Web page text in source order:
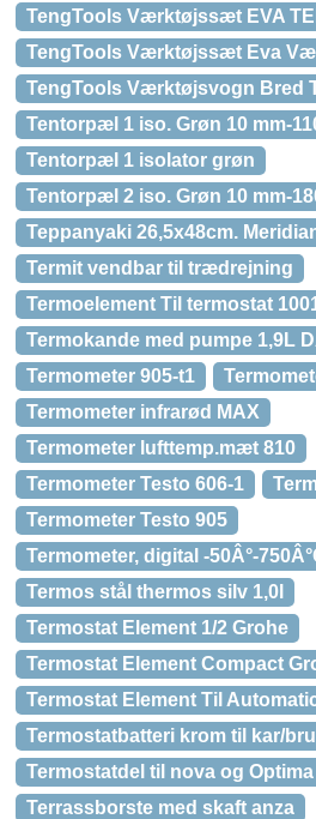
TengTools Værktøjssæt EVA
TengTools Værktøjssæt Eva
TengTools Værktøjsvogn Bred
Tentorpæl 1 iso. Grøn 10 mm-
Tentorpæl 1 isolator grøn
Tentorpæl 2 iso. Grøn 10 mm-
Teppanyaki 26,5x48cm.
Termit vendbar til trædrejning
Termoelement Til termostat
Termokande med pumpe 1,9L
Termometer 905-t1
Termometer infrarød MAX
Termometer lufttemp.mæt 810
Termometer Testo 606-1
Termometer Testo 905
Termometer, digital -50Â°-
Termos stål thermos silv 1,0l
Termostat Element 1/2 Grohe
Termostat Element Compact
Termostat Element Til
Termostatbatteri krom til kar/
Termostatdel til nova og
Terrassborste med skaft anza